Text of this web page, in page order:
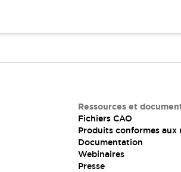
Ressources et
Fichiers CAO
Produits conformes aux
Documentation
Webinaires
Presse